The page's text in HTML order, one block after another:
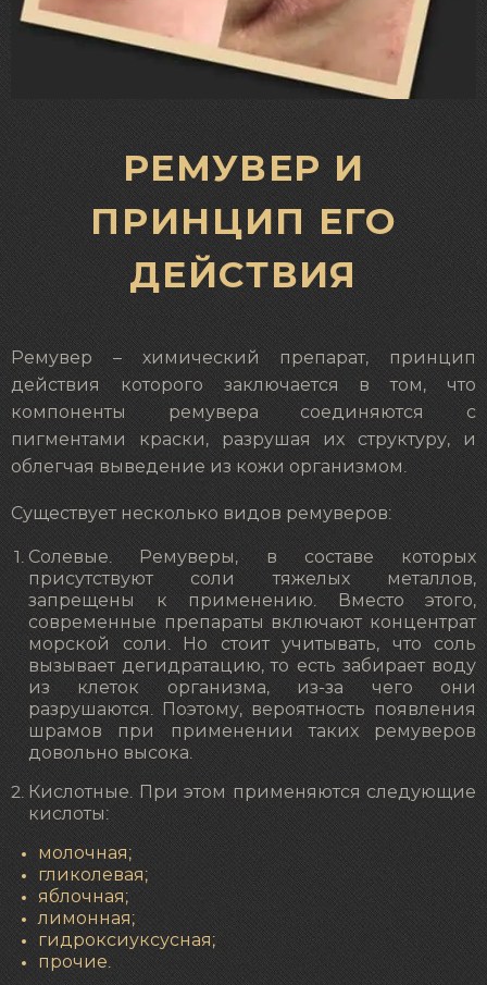
РЕМУВЕР И
ПРИНЦИП ЕГО
ДЕЙСТВИЯ
Ремувер – химический препарат, принцип
действия которого заключается в том, что
компоненты ремувера соединяются с
пигментами краски, разрушая их структуру, и
облегчая выведение из кожи организмом.
Существует несколько видов ремуверов:
Солевые. Ремуверы, в составе которых
присутствуют соли тяжелых металлов,
запрещены к применению. Вместо этого,
современные препараты включают концентрат
морской соли. Но стоит учитывать, что соль
вызывает дегидратацию, то есть забирает воду
из клеток организма, из-за чего они
разрушаются. Поэтому, вероятность появления
шрамов при применении таких ремуверов
довольно высока.
Кислотные. При этом применяются следующие
кислоты:
молочная;
гликолевая;
яблочная;
лимонная;
гидроксиуксусная;
прочие.